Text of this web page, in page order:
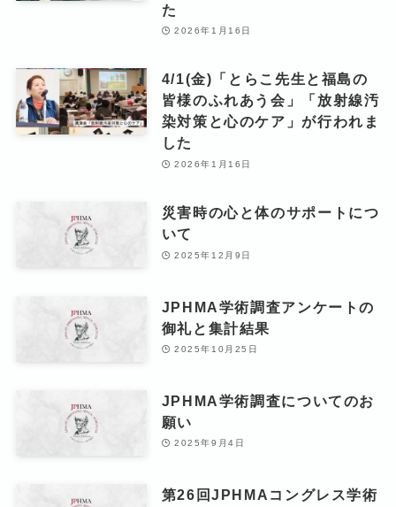
た
2026年1月16日
4/1(金)「とらこ先生と福島の
皆様のふれあう会」「放射線汚
染対策と心のケア」が行われま
した
2026年1月16日
災害時の心と体のサポートにつ
いて
2025年12月9日
JPHMA学術調査アンケートの
御礼と集計結果
2025年10月25日
JPHMA学術調査についてのお
願い
2025年9月4日
第26回JPHMAコングレス学術